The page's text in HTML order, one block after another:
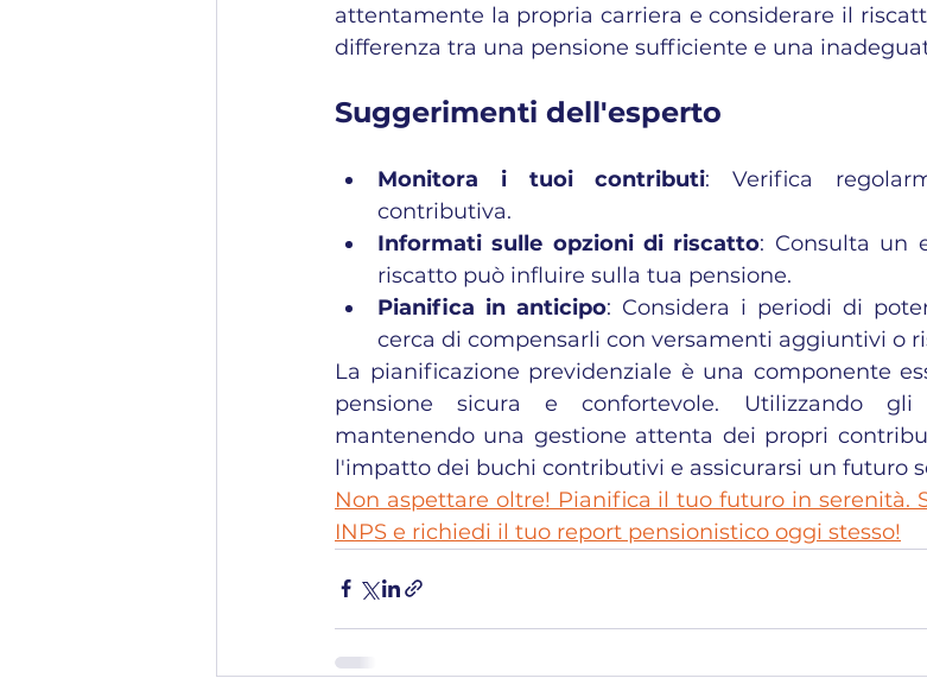
attentamente la propria carriera e considerare il
differenza tra una pensione sufficiente e una
Suggerimenti dell'esperto
Monitora i tuoi contributi: Verifica
contributiva.
Informati sulle opzioni di riscatto: Consulta un
riscatto può influire sulla tua pensione.
Pianifica in anticipo: Considera i periodi di
cerca di compensarli con versamenti aggiuntivi o
La pianificazione previdenziale è una componente
pensione sicura e confortevole. Utilizzando
mantenendo una gestione attenta dei propri
l'impatto dei buchi contributivi e assicurarsi un futuro
Non aspettare oltre! Pianifica il tuo futuro in serenità.
INPS e richiedi il tuo report pensionistico oggi stesso!